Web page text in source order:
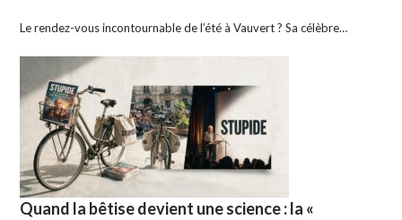
Le rendez-vous incontournable de l’été à Vauvert ? Sa célèbre…
Quand la bêtise devient une science : la «